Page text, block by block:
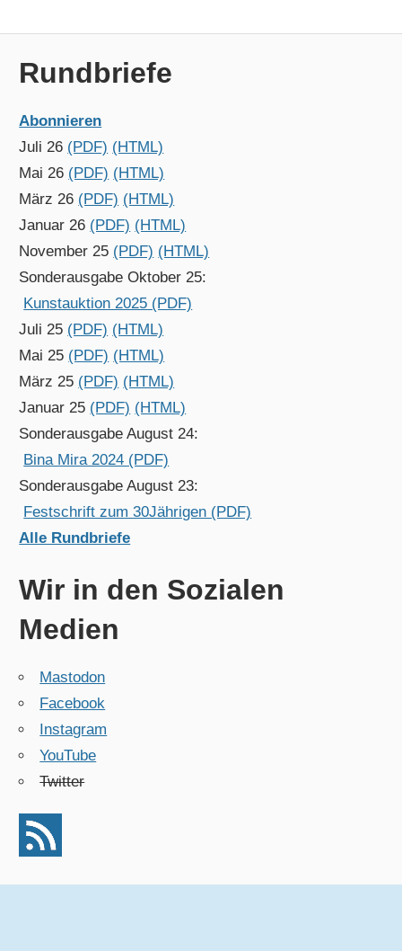
Rundbriefe
Abonnieren
Juli 26 (PDF) (HTML)
Mai 26 (PDF) (HTML)
März 26 (PDF) (HTML)
Januar 26 (PDF) (HTML)
November 25 (PDF) (HTML)
Sonderausgabe Oktober 25:
Kunstauktion 2025 (PDF)
Juli 25 (PDF) (HTML)
Mai 25 (PDF) (HTML)
März 25 (PDF) (HTML)
Januar 25 (PDF) (HTML)
Sonderausgabe August 24:
Bina Mira 2024 (PDF)
Sonderausgabe August 23:
Festschrift zum 30Jährigen (PDF)
Alle Rundbriefe
Wir in den Sozialen
Medien
Mastodon
Facebook
Instagram
YouTube
Twitter